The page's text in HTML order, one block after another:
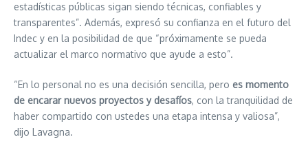
estadísticas públicas sigan siendo técnicas, confiables y
transparentes”. Además, expresó su confianza en el futuro del
Indec y en la posibilidad de que “próximamente se pueda
actualizar el marco normativo que ayude a esto”.
“En lo personal no es una decisión sencilla, pero es momento
de encarar nuevos proyectos y desafíos, con la tranquilidad de
haber compartido con ustedes una etapa intensa y valiosa”,
dijo Lavagna.